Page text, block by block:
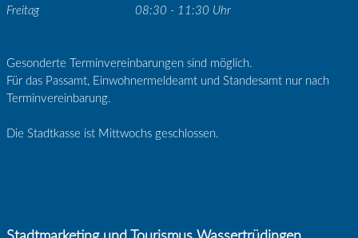
Freitag
08:30 - 11:30 Uhr
Gesonderte Terminvereinbarungen sind möglich.
Für das Passamt, Einwohnermeldeamt und Standesamt nur nach
Terminvereinbarung.
Die Stadtkasse ist Mittwochs geschlossen.